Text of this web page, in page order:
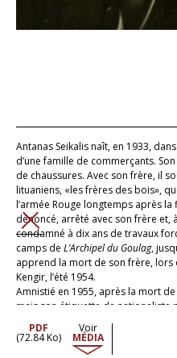
FERMER
Antanas Seikalis naît, en 1933,
d’une famille de commerçants.
de chaussures. Avec son frère, il
lituaniens, «les frères des bois»,
l’armée Rouge longtemps après la
dénoncé, arrêté avec son frère et,
condamné à dix ans de travaux
camps de L’Archipel du Goulag,
apprend la mort de son frère,
Kengir, l’été 1954.
Amnistié en 1955, après la mort
mais son étiquette de nationaliste
réinsertion. C’est seulement à
qu’il «commence à vivre».
Quand il a accès à son dossier
PDF
(72.84 Ko)
Voir
MÉDIA